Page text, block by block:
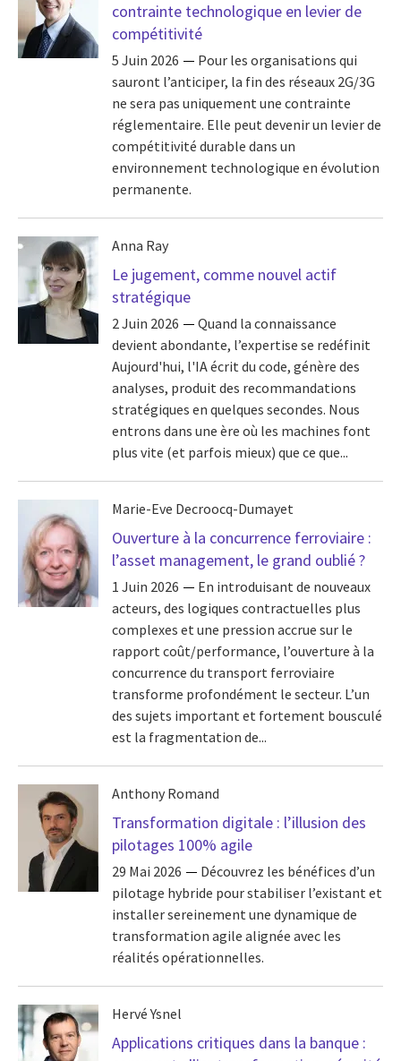
contrainte technologique en levier de
compétitivité
5 Juin 2026
Pour les organisations qui
sauront l’anticiper, la fin des réseaux 2G/3G
ne sera pas uniquement une contrainte
réglementaire. Elle peut devenir un levier de
compétitivité durable dans un
environnement technologique en évolution
permanente.
Anna Ray
Le jugement, comme nouvel actif
stratégique
2 Juin 2026
Quand la connaissance
devient abondante, l’expertise se redéfinit
Aujourd'hui, l'IA écrit du code, génère des
analyses, produit des recommandations
stratégiques en quelques secondes. Nous
entrons dans une ère où les machines font
plus vite (et parfois mieux) que ce que...
Marie-Eve Decroocq-Dumayet
Ouverture à la concurrence ferroviaire :
l’asset management, le grand oublié ?
1 Juin 2026
En introduisant de nouveaux
acteurs, des logiques contractuelles plus
complexes et une pression accrue sur le
rapport coût/performance, l’ouverture à la
concurrence du transport ferroviaire
transforme profondément le secteur. L’un
des sujets important et fortement bousculé
est la fragmentation de...
Anthony Romand
Transformation digitale : l’illusion des
pilotages 100% agile
29 Mai 2026
Découvrez les bénéfices d’un
pilotage hybride pour stabiliser l’existant et
installer sereinement une dynamique de
transformation agile alignée avec les
réalités opérationnelles.
Hervé Ysnel
Applications critiques dans la banque :